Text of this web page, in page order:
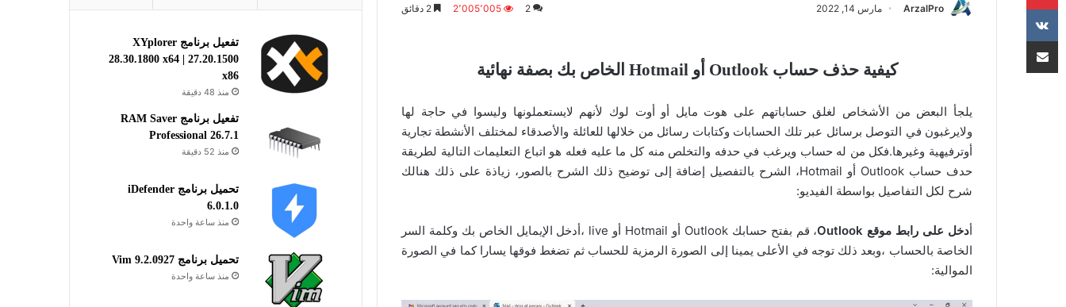
ArzalPro مارس 14, 2022 2 2٬005٬005
كيفية حذف حساب Outlook أو Hotmail الخاص بك بصفة نهائية
يلجأ البعض من الأشخاص لغلق حساباتهم على هوت مايل أو أوت لوك لأنهم لايستعملونها وليسوا في حاجة لها
ولايرغبون في التوصل برسائل عبر تلك الحسابات وكتابات رسائل من خلالها للعائلة والأصدقاء لمختلف الأنشطة تجارية
أوترفيهية وغيرها.فكل من له حساب ويرغب في حدفه والتخلص منه كل ما عليه فعله هو اتباع التعليمات التالية لطريقة
حدف حساب Outlook أو Hotmail، الشرح بالتفصيل إضافة إلى توضيح ذلك الشرح بالصور، زياذة على ذلك هنالك
شرح لكل التفاصيل بواسطة الفيديو:
أدخل على رابط موقع Outlook
، قم بفتح حسابك Outlook أو Hotmail أو live ،أدخل الإيمايل الخاص بك وكلمة السر
الخاصة بالحساب ،وبعد ذلك توجه في الأعلى يمينا إلى الصورة الرمزية للحساب ثم تضغط فوقها يسارا كما في الصورة
الموالية:
تفعيل برنامج XYplorer
28.30.1800 x64 | 27.20.1500
x86
منذ 48 دقيقة
تفعيل برنامج RAM Saver
Professional 26.7.1
منذ 52 دقيقة
تحميل برنامج iDefender
6.0.1.0
منذ ساعة واحدة
تحميل برنامج Vim 9.2.0927
منذ ساعة واحدة
مشاركة عبر البريد